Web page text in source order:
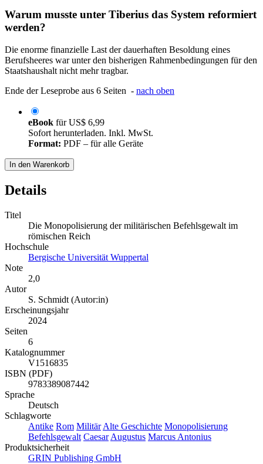
Warum musste unter Tiberius das System reformiert
werden?
Die enorme finanzielle Last der dauerhaften Besoldung eines
Berufsheeres war unter den bisherigen Rahmenbedingungen für den
Staatshaushalt nicht mehr tragbar.
Ende der Leseprobe aus 6 Seiten - nach oben
eBook fürUS$ 6,99
Sofort herunterladen. Inkl. MwSt.
Format: PDF – für alle Geräte
In den Warenkorb
Details
Titel
Die Monopolisierung der militärischen Befehlsgewalt im
römischen Reich
Hochschule
Bergische Universität Wuppertal
Note
2,0
Autor
S. Schmidt (Autor:in)
Erscheinungsjahr
2024
Seiten
6
Katalognummer
V1516835
ISBN (PDF)
9783389087442
Sprache
Deutsch
Schlagworte
Antike Rom Militär Alte Geschichte Monopolisierung
Befehlsgewalt Caesar Augustus Marcus Antonius
Produktsicherheit
GRIN Publishing GmbH